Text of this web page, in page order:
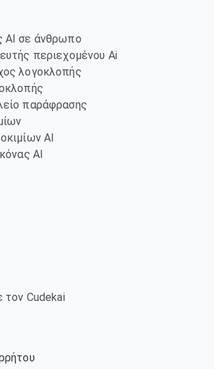
AI σε άνθρωπο
περιεχομένου Ai
λογοκλοπής
παράφρασης
AI
AI
τον Cudekai